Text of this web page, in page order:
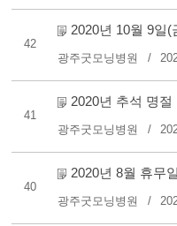
42
2020년 10월 9일
광주굿모닝병원
41
2020년 추석 명절
광주굿모닝병원
40
2020년 8월 휴무
광주굿모닝병원